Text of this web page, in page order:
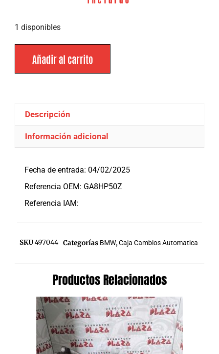
1 disponibles
Añadir al carrito
Descripción
Información adicional
Fecha de entrada: 04/02/2025
Referencia OEM: GA8HP50Z
Referencia IAM:
SKU497044 Categorías BMW,Caja Cambios Automatica
Productos Relacionados